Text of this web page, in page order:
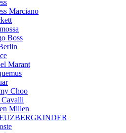
Marciano
Boss
Marant
Choo
Cavalli
Millen